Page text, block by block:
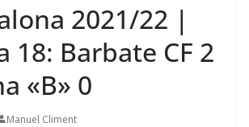
2021/22 |
18: Barbate CF 2
«B» 0
Manuel Climent